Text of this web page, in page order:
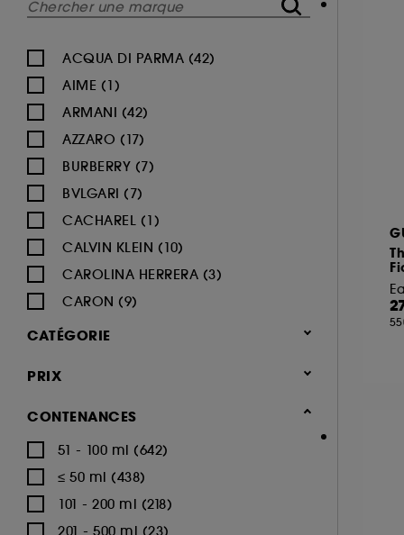
ACQUA DI PARMA (42)
AIME (1)
ARMANI (42)
AZZARO (17)
BURBERRY (7)
BVLGARI (7)
CACHAREL (1)
CALVIN KLEIN (10)
CAROLINA HERRERA (3)
CARON (9)
CARTIER (12)
CHARLOTTE TILBURY (1)
CATÉGORIE
Parfum
Eau de parfum (453)
Eau de toilette (264)
Eau de cologne (42)
Déodorants (47)
PRIX
CONTENANCES
51 - 100 ml (642)
≤ 50 ml (438)
101 - 200 ml (218)
201 - 500 ml (23)